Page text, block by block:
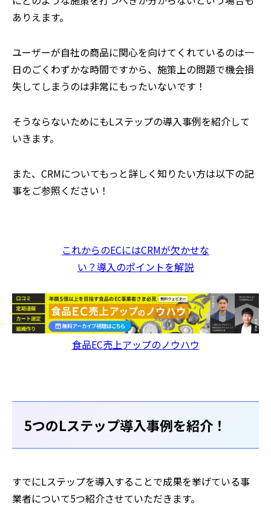
ありえます。
ユーザーが自社の商品に関心を向けてくれているのは一
日のごくわずかな時間ですから、施策上の問題で機会損
失してしまうのは非常にもったいないです！
そうならないためにもLステップの導入事例を紹介して
いきます。
また、CRMについてもっと詳しく知りたい方は以下の記
事をご参照ください！
これからのECにはCRMが欠かせな
い？導入のポイントを解説
食品EC売上アップのノウハウ
5つのLステップ導入事例を紹介！
すでにLステップを導入することで成果を挙げている事
業者について5つ紹介させていただきます。